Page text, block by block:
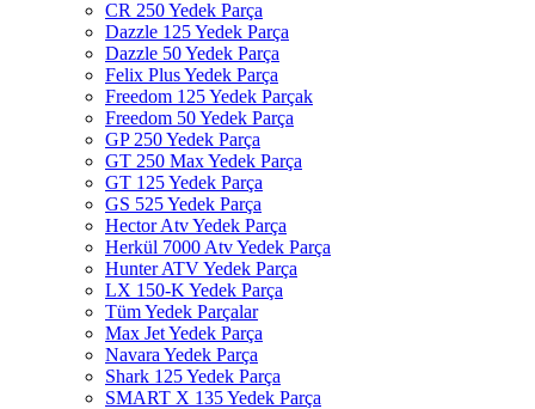
CR 250 Yedek Parça
Dazzle 125 Yedek Parça
Dazzle 50 Yedek Parça
Felix Plus Yedek Parça
Freedom 125 Yedek Parçak
Freedom 50 Yedek Parça
GP 250 Yedek Parça
GT 250 Max Yedek Parça
GT 125 Yedek Parça
GS 525 Yedek Parça
Hector Atv Yedek Parça
Herkül 7000 Atv Yedek Parça
Hunter ATV Yedek Parça
LX 150-K Yedek Parça
Tüm Yedek Parçalar
Max Jet Yedek Parça
Navara Yedek Parça
Shark 125 Yedek Parça
SMART X 135 Yedek Parça